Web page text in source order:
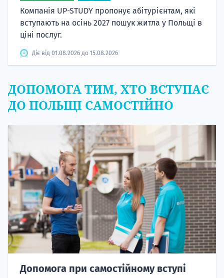
Компанія UP-STUDY пропонує абітурієнтам, які
вступають на осінь 2027 пошук житла у Польщі в
ціні послуг.
Діє від 01.08.2026 до 15.08.2026
ДОПОМОГА ТИМ, ХТО ВСТУПАЄ
ДО ПОЛЬЩІ САМОСТІЙНО
Допомога при самостійному вступі